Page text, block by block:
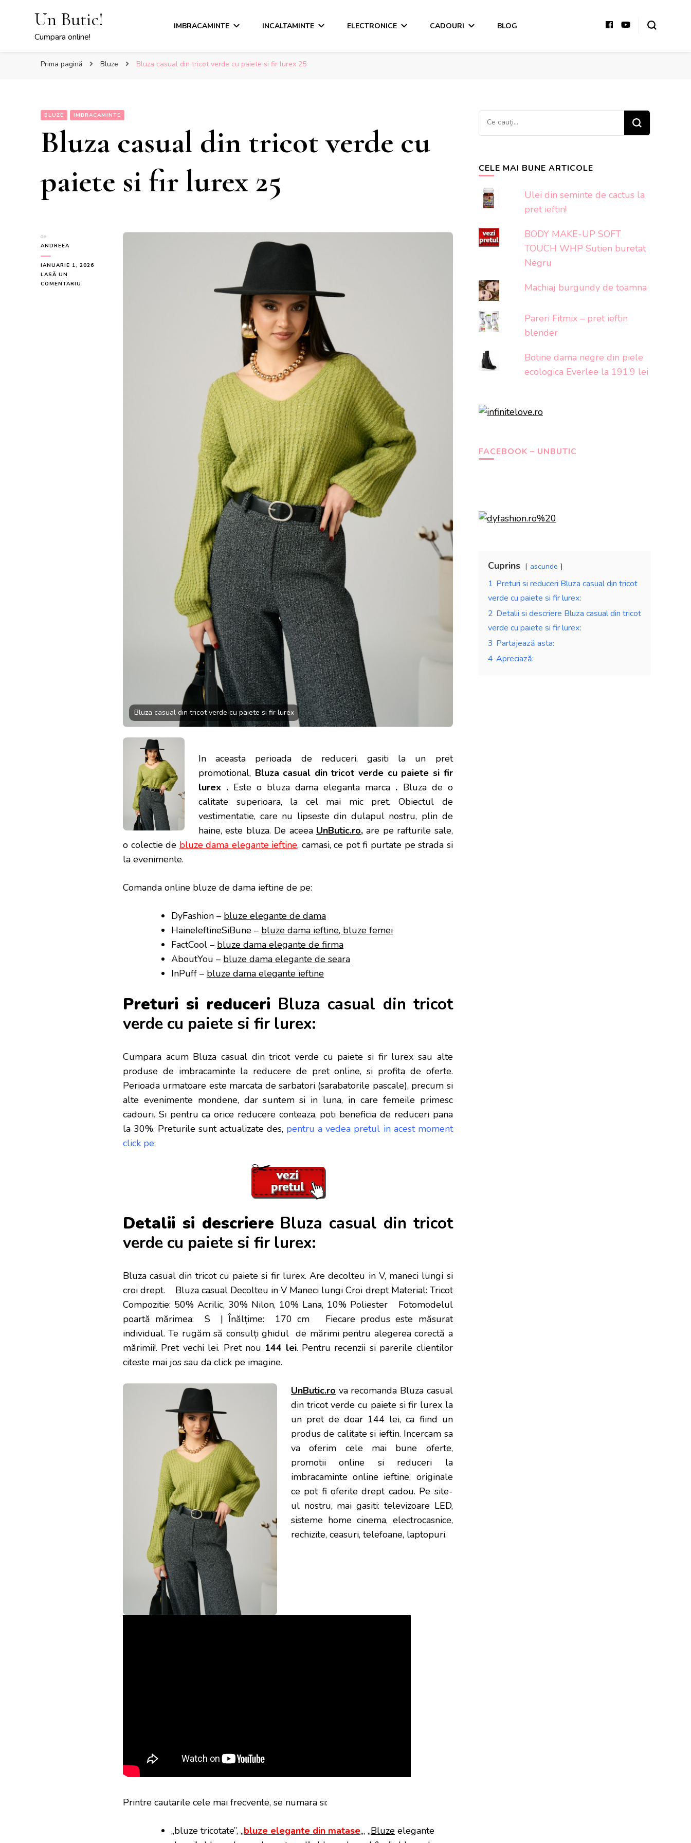
Un Butic!
Cumpara online!
IMBRACAMINTE INCALTAMINTE ELECTRONICE CADOURI BLOG
Prima pagină Bluze Bluza casual din tricot verde cu paiete si fir lurex 25
BLUZE IMBRACAMINTE
Bluza casual din tricot verde cu
paiete si fir lurex 25
de
ANDREEA
IANUARIE 1, 2026
LASĂ UN
COMENTARIU
Bluza casual din tricot verde cu paiete si fir lurex
In aceasta perioada de reduceri, gasiti la un pret
promotional, Bluza casual din tricot verde cu paiete si fir
lurex . Este o bluza dama eleganta marca . Bluza de o
calitate superioara, la cel mai mic pret.Obiectul de
vestimentatie, care nu lipseste din dulapul nostru, plin de
haine, este bluza. De aceea UnButic.ro,are pe rafturile sale,
o colectie de bluze dama elegante ieftine, camasi, ce pot fi purtate pe strada si
la evenimente.
Comanda online bluze de dama ieftine de pe:
DyFashion – bluze elegante de dama
HaineIeftineSiBune – bluze dama ieftine, bluze femei
FactCool – bluze dama elegante de firma
AboutYou – bluze dama elegante de seara
InPuff – bluze dama elegante ieftine
Preturi si reduceri Bluza casual din tricot
verde cu paiete si fir lurex:
Cumpara acum Bluza casual din tricot verde cu paiete si fir lurex sau alte
produse de imbracaminte la reducere de pret online, si profita de oferte.
Perioada urmatoare este marcata de sarbatori (sarabatorile pascale), precum si
alte evenimente mondene, dar suntem si in luna, in care femeile primesc
cadouri. Si pentru ca orice reducere conteaza, poti beneficia de reduceri pana
la 30%. Preturile sunt actualizate des, pentru a vedea pretul in acest moment
click pe:
Detalii si descriere Bluza casual din tricot
verde cu paiete si fir lurex:
Bluza casual din tricot cu paiete si fir lurex. Are decolteu in V, maneci lungi si
croi drept. Bluza casual Decolteu in V Maneci lungi Croi drept Material: Tricot
Compozitie: 50% Acrilic, 30% Nilon, 10% Lana, 10% Poliester Fotomodelul
poartă mărimea: S | Înălțime: 170 cm Fiecare produs este măsurat
individual. Te rugăm să consulți ghidul de mărimi pentru alegerea corectă a
mărimii!. Pret vechi lei. Pret nou 144 lei. Pentru recenzii si parerile clientilor
citeste mai jos sau da click pe imagine.
UnButic.ro va recomanda Bluza casual
din tricot verde cu paiete si fir lurex la
un pret de doar 144 lei, ca fiind un
produs de calitate si ieftin. Incercam sa
va oferim cele mai bune oferte,
promotii online si reduceri la
imbracaminte online ieftine, originale
ce pot fi oferite drept cadou. Pe site-
ul nostru, mai gasiti: televizoare LED,
sisteme home cinema, electrocasnice,
rechizite, ceasuri, telefoane, laptopuri.
Printre cautarile cele mai frecvente, se numara si:
„bluze tricotate”, „bluze elegante din matase„, „Bluze elegante
Cauți
ceva?
CELE MAI BUNE ARTICOLE
Ulei din seminte de cactus la
pret ieftin!
BODY MAKE-UP SOFT
TOUCH WHP Sutien buretat
Negru
Machiaj burgundy de toamna
Pareri Fitmix – pret ieftin
blender
Botine dama negre din piele
ecologica Everlee la 191.9 lei
FACEBOOK – UNBUTIC
Cuprins ascunde
1 Preturi si reduceri Bluza casual din tricot
verde cu paiete si fir lurex:
2 Detalii si descriere Bluza casual din tricot
verde cu paiete si fir lurex:
3 Partajează asta:
4 Apreciază: